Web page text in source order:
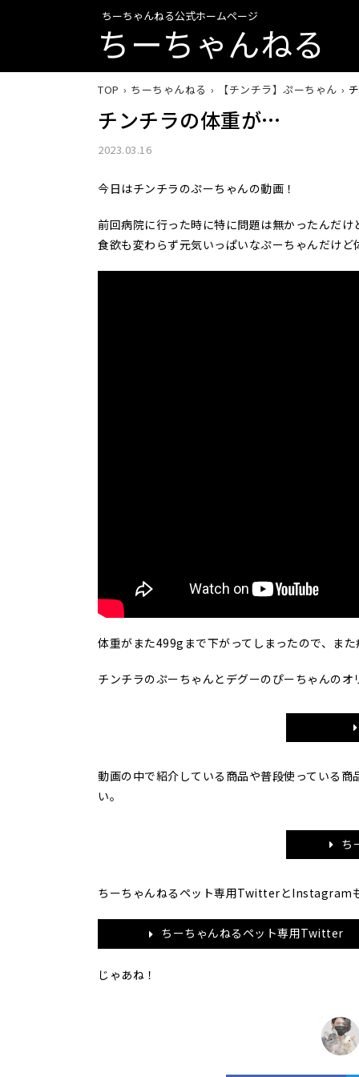
ちーちゃんねる公式ホームページ
ちーちゃんねる
TOP ちーちゃんねる 【チンチラ】ぷーちゃん
チンチラの体重が…
2023.03.16
今日はチンチラのぷーちゃんの動画！
前回病院に行った時に特に問題は無かったんだけ
食欲も変わらず元気いっぱいなぷーちゃんだけ
体重がまた499gまで下がってしまったので、また
チンチラのぷーちゃんとデグーのぴーちゃんのオ
動画の中で紹介している商品や普段使っている
い。
ち
ちーちゃんねるペット専用TwitterとInstagram
ちーちゃんねるペット専用Twitter
じゃあね！